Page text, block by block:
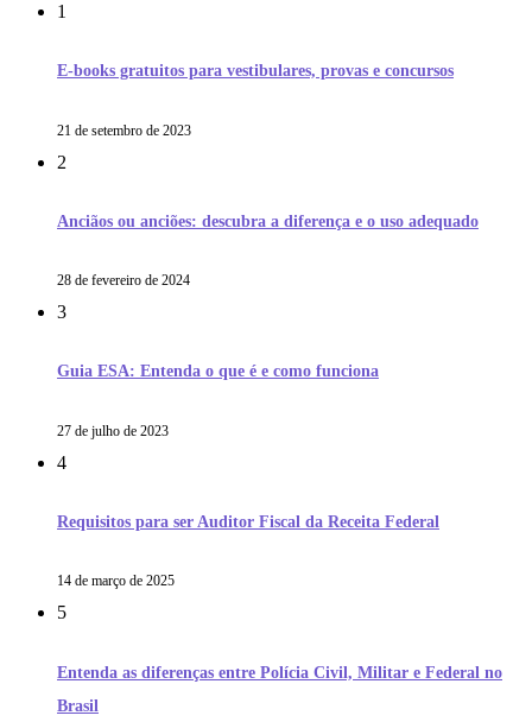
1
E-books gratuitos para vestibulares, provas e concursos
21 de setembro de 2023
2
Anciãos ou anciões: descubra a diferença e o uso adequado
28 de fevereiro de 2024
3
Guia ESA: Entenda o que é e como funciona
27 de julho de 2023
4
Requisitos para ser Auditor Fiscal da Receita Federal
14 de março de 2025
5
Entenda as diferenças entre Polícia Civil, Militar e Federal no
Brasil